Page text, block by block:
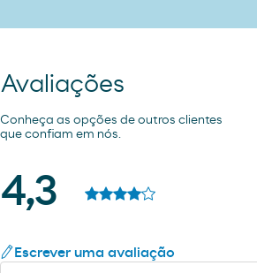
Avaliações
Conheça as opções de outros clientes
que confiam em nós.
4,3
Escrever uma avaliação